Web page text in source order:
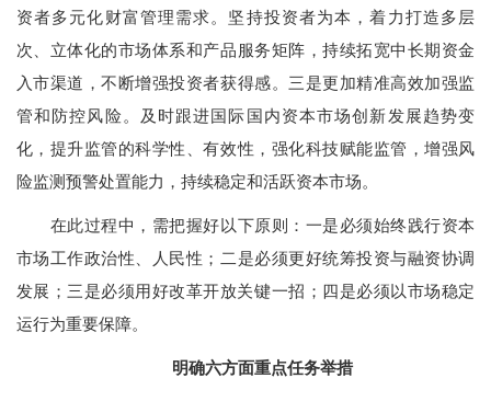
资者多元化财富管理需求。坚持投资者为本，着力打造多层
次、立体化的市场体系和产品服务矩阵，持续拓宽中长期资金
入市渠道，不断增强投资者获得感。三是更加精准高效加强监
管和防控风险。及时跟进国际国内资本市场创新发展趋势变
化，提升监管的科学性、有效性，强化科技赋能监管，增强风
险监测预警处置能力，持续稳定和活跃资本市场。
在此过程中，需把握好以下原则：一是必须始终践行资本
市场工作政治性、人民性；二是必须更好统筹投资与融资协调
发展；三是必须用好改革开放关键一招；四是必须以市场稳定
运行为重要保障。
明确六方面重点任务举措